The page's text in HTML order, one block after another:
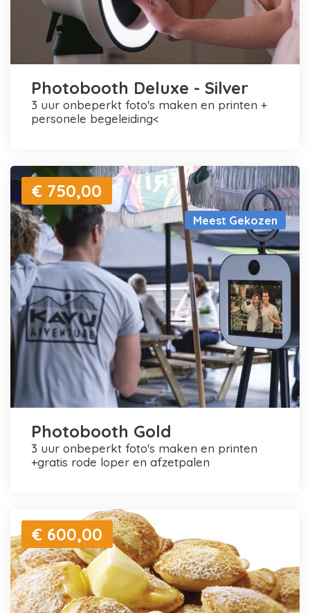
Photobooth Deluxe - Silver
3 uur onbeperkt foto's maken en printen +
personele begeleiding<
Meest Gekozen
€ 750,00
Photobooth Gold
3 uur onbeperkt foto's maken en printen
+gratis rode loper en afzetpalen
€ 600,00